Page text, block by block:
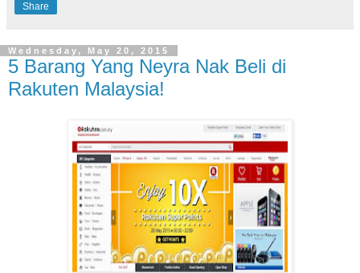
Share
Wednesday, May 20, 2015
5 Barang Yang Neyra Nak Beli di
Rakuten Malaysia!